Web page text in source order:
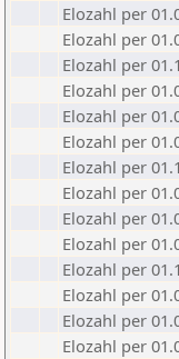
Elozahl per
Elozahl per
Elozahl per
Elozahl per
Elozahl per
Elozahl per
Elozahl per
Elozahl per
Elozahl per
Elozahl per
Elozahl per
Elozahl per
Elozahl per
Elozahl per